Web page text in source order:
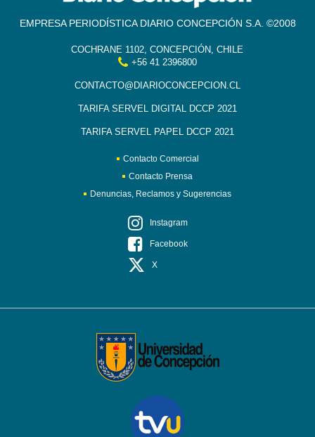
EMPRESA PERIODÍSTICA DIARIO CONCEPCIÓN S.A. ©2008
COCHRANE 1102, CONCEPCIÓN, CHILE
+56 41 2396800
CONTACTO@DIARIOCONCEPCION.CL
TARIFA SERVEL DIGITAL DCCP 2021
TARIFA SERVEL PAPEL DCCP 2021
Contacto Comercial
Contacto Prensa
Denuncias, Reclamos y Sugerencias
Instagram
Facebook
X